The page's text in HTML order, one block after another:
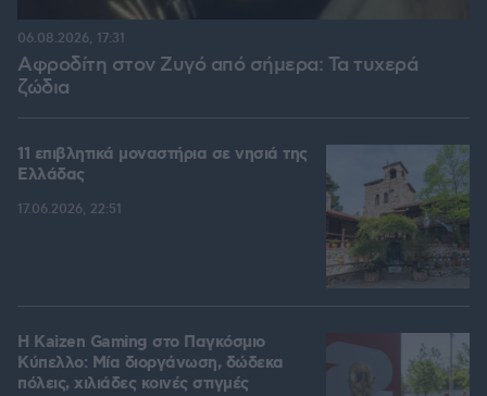
Αφροδίτη στον Ζυγό από σήμερα: Τα τυχερά
ζώδια
06.08.2026, 17:31
11 επιβλητικά μοναστήρια σε νησιά της
Ελλάδας
17.06.2026, 22:51
H Kaizen Gaming στο Παγκόσμιο
Kύπελλο: Μία διοργάνωση, δώδεκα
πόλεις, χιλιάδες κοινές στιγμές